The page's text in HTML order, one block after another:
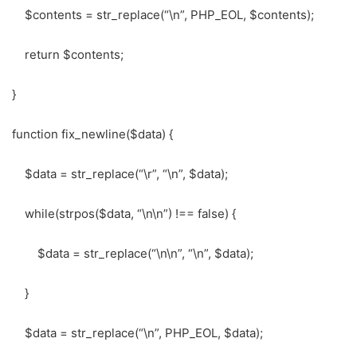
$contents = str_replace(“\n”, PHP_EOL, $contents);
return $contents;
}
function fix_newline($data) {
$data = str_replace(“\r”, “\n”, $data);
while(strpos($data, “\n\n”) !== false) {
$data = str_replace(“\n\n”, “\n”, $data);
}
$data = str_replace(“\n”, PHP_EOL, $data);